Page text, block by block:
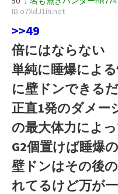
ID:o7XdJ1in.net
>>49
倍にはならない
単純に睡爆によ
に壁ドンできる
正直1発のダメー
の最大体力によ
G2個置けば睡爆
壁ドンはその後
れてるけど万が